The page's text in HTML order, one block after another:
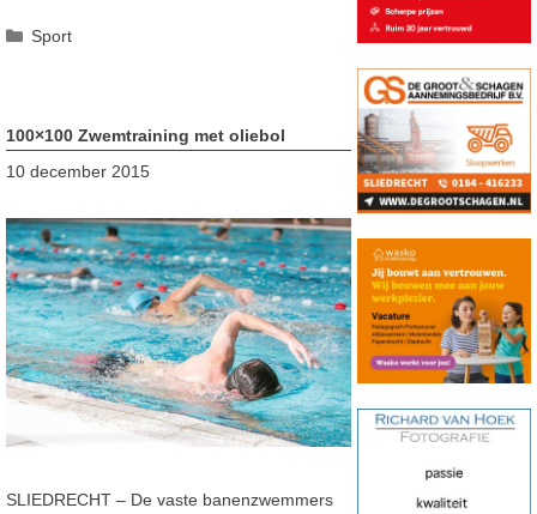
Categorieën
Sport
100×100 Zwemtraining met oliebol
10 december 2015
SLIEDRECHT – De vaste banenzwemmers